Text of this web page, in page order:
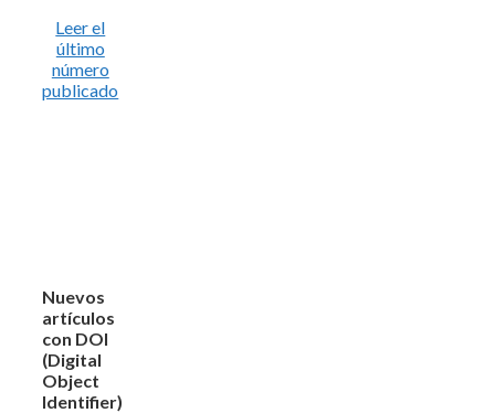
Leer el
último
número
publicado
Nuevos
artículos
con DOI
(Digital
Object
Identifier)